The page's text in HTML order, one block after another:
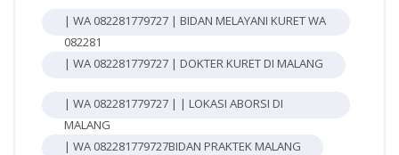
| WA 082281779727 | BIDAN MELAYANI KURET WA
082281
| WA 082281779727 | DOKTER KURET DI MALANG
| WA 082281779727 | | LOKASI ABORSI DI
MALANG
| WA 082281779727BIDAN PRAKTEK MALANG